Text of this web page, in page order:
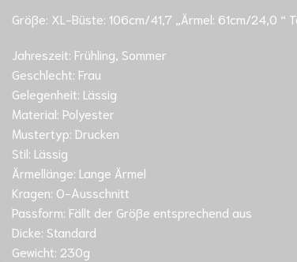
Größe: XL-Büste: 106cm/41,7 „Ärmel: 61cm/24,0 “
Jahreszeit: Frühling, Sommer
Geschlecht: Frau
Gelegenheit: Lässig
Material: Polyester
Mustertyp: Drucken
Stil: Lässig
Ärmellänge: Lange Ärmel
Kragen: O-Ausschnitt
Passform: Fällt der Größe entsprechend aus
Dicke: Standard
Gewicht: 230g